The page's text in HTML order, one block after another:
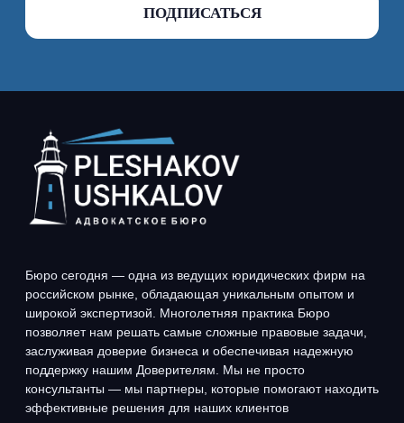
консультанты — мы партнеры, которые помогают находить
эффективные решения для наших клиентов
Наши контакты
О БЮРО
ПРАКТИКИ
КОМАНДА
РАЗРЕШЕНИЕ СПОРОВ
+7 (495) 795-50-75
office@advocates.su
БАНКРОТСТВО
ПРАВОВОЕ
СОПРОВОЖДЕНИЕ БИЗНЕСА
И ЛИЧНЫХ АКТИВОВ